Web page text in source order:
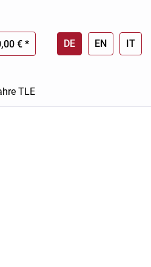
DE EN IT
€ *
TLE